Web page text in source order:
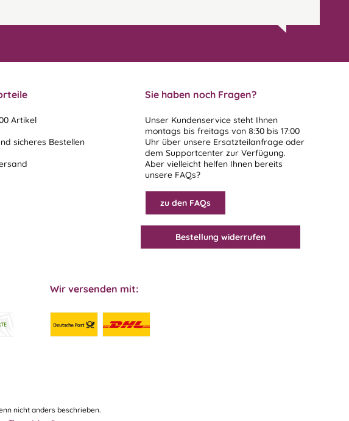
Artikel
sicheres Bestellen
Sie haben noch Fragen?
Unser Kundenservice steht Ihnen
montags bis freitags von 8:30 bis 17:00
Uhr über unsere Ersatzteilanfrage oder
dem Supportcenter zur Verfügung.
Aber vielleicht helfen Ihnen bereits
unsere FAQs?
zu den FAQs
Bestellung widerrufen
Wir versenden mit:
nicht anders beschrieben.